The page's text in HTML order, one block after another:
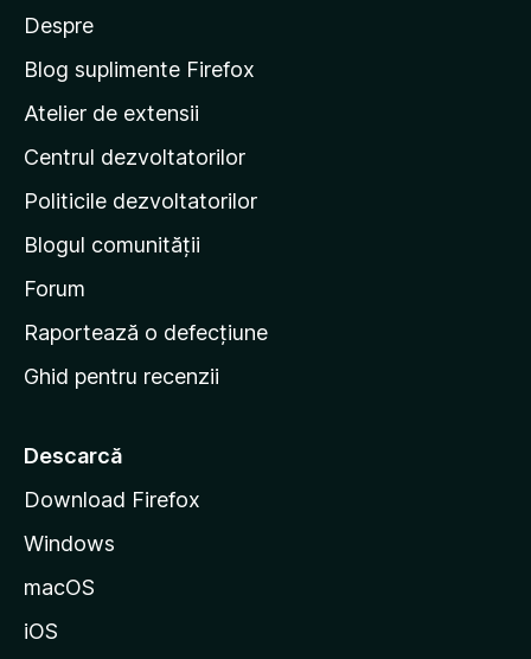
p
e
a
g
i
a
d
e
t
r
M
o
l
Despre
Blog suplimente Firefox
Atelier de extensii
Centrul dezvoltatorilor
Politicile dezvoltatorilor
Blogul comunității
Forum
Raportează o defecțiune
Ghid pentru recenzii
Descarcă
Download Firefox
Windows
macOS
iOS